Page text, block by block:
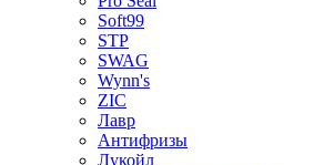
Soft99
STP
SWAG
Wynn's
ZIC
Лавр
Антифризы
Лукойл